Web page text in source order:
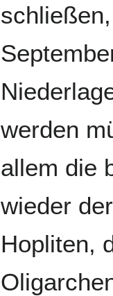
werden
allem die
wieder
Hopliten,